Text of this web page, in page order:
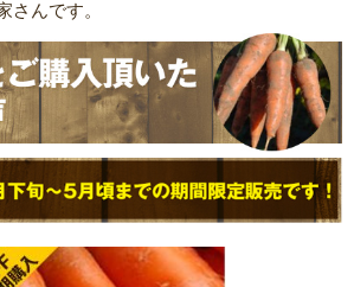
さんです。